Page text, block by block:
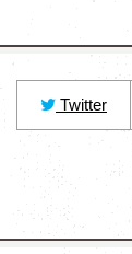
Twitter